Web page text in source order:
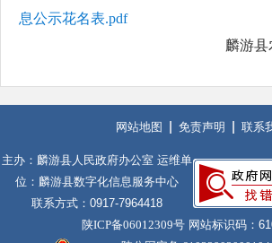
息公示花名表.pdf
麟游
网站地图 免责声明 联系
主办：麟游县人民政府办公室 运维单
位：麟游县数字化信息服务中心
联系方式：0917-7964418
陕ICP备06012309号网站标识码：